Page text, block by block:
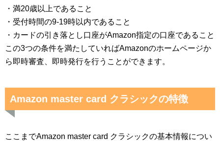
・満20歳以上であること
・受付時間の9-19時以内であること
・カードの引き落とし口座がAmazon指定の口座であること
この3つの条件を満たしていればAmazonのホームページか
ら即時審査、即時発行を行うことができます。
Amazon master card クラシックの特徴
ここまでAmazon master card クラシックの基本情報につい